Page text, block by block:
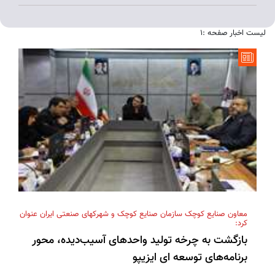
مشترک اتاق بازرگانی تبریز با معاون وزیر صمت و استاندار
1405/05/07
بازدید معاون وزیر صمت از شهرک صنعتی ورزقان و تأکید بر توسعه
زیرساخت‌ها
1405/05/07
بازدید معاون وزیر صمت از شهرک صنعتی در حال تأسیس مس ورزقان
1405/05/07
بازدید معاون وزیر صمت با همراهی نماینده مجلس از واحدهای تولیدی
1405/05/07
افتتاح کارخانه شیمی گستر آرمند (آلکو) در شهرک صنعتی بیلوردی
لیست اخبار صفحه :1
معاون صنایع کوچک سازمان صنایع کوچک و شهرکهای صنعتی ایران عنوان
کرد:
بازگشت به چرخه تولید واحدهای آسیب‌دیده، محور
برنامه‌های توسعه ای ایزیپو